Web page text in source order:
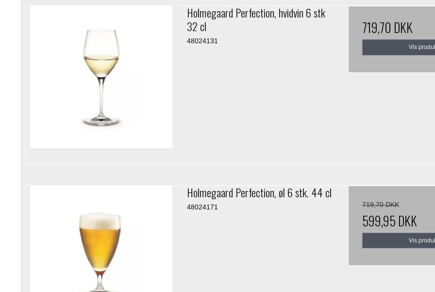
Holmegaard Perfection, hvidvin 6 stk
32 cl
48024131
719,70 DKK
Vis
Holmegaard Perfection, øl 6 stk. 44 cl
48024171 719,70 DKK
599,95 DKK
Vis